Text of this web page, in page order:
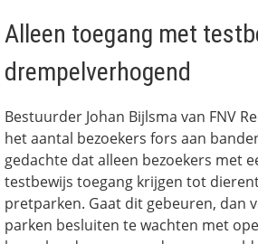
Alleen toegang met
drempelverhogend
Bestuurder Johan Bijlsma van FNV
het aantal bezoekers fors aan
gedachte dat alleen bezoekers met
testbewijs toegang krijgen tot
pretparken. Gaat dit gebeuren, dan
parken besluiten te wachten met